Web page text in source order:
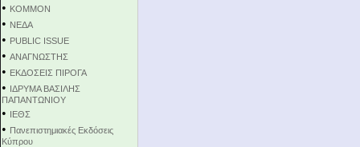
• KOMMON
• NEΔΑ
• PUBLIC ISSUE
• ΑΝΑΓΝΩΣΤΗΣ
• ΕΚΔΟΣΕΙΣ ΠΙΡΟΓΑ
• ΙΔΡΥΜΑ ΒΑΣΙΛΗΣ
ΠΑΠΑΝΤΩΝΙΟΥ
• ΙΕΘΣ
• Πανεπιστημιακές Εκδόσεις
Κύπρου